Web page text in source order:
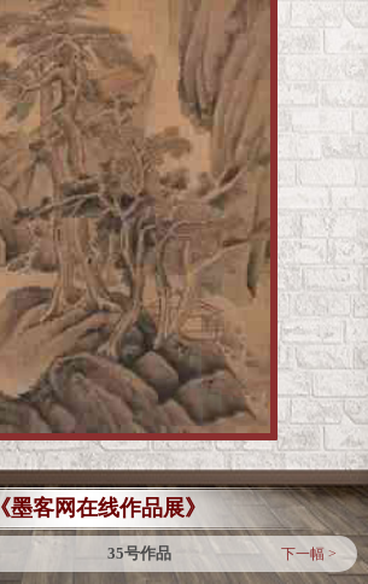
《墨客网在线作品展》
35号作品 下一幅 >